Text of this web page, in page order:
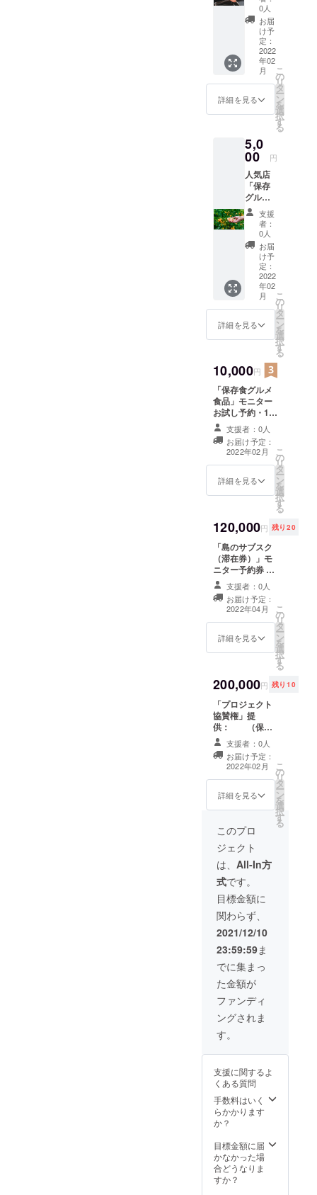
予約・
引換券
供： 5
千円
完成後
のメ
ニュー
5食×2
回分）
0人
お届
け予
定：
2022
年02
月
詳細を見る
こ
の
リ
タ
ー
ン
を
選
択
す
る
5,0
00 円
人気店
「保存
グルメ
スイー
ツ、デ
ザー
ト」10
品 引
換券提
供：
支援
者：
0人
お届
け予
定：
2022
年02
月
詳細を見る
こ
の
リ
タ
ー
ン
を
選
択
す
る
10,000円
「保存食グルメ
食品」モニター
お試し予約・12
品引換券提
供： 1万円
支援者：0人
お届け予定：
2022年02月
詳細を見る
こ
の
リ
タ
ー
ン
を
選
択
す
る
120,000円 残り20
「島のサブスク
（滞在券）」モ
ニター予約券 提
供： 12万/口
（第1期 20口
限定）
全国で登録い
ただける
タイムシェア
型滞在施設(食事
券付き・建設予
定）の年30日利
用予約券。
年間通しての
収穫体験、農魚
のアカデミー講
座等参加可
（年間30日間個
室利用及び滞在
中の食事券、農
園所有、収穫ア
ルバイトな
どにも利用
可）
支援者：0人
お届け予定：
2022年04月
詳細を見る
こ
の
リ
タ
ー
ン
を
選
択
す
る
200,000円 残り10
「プロジェクト
協賛権」提
供： （保存
食品活用普及活
動「EVERグル
メ2022」に企業
団体様に、ネッ
トや会場でのイ
ベント、試食
等のクレジッ
社名刷り込みな
どの協賛予約権
を提供します。
また、ご支援の
お礼状と、試食
製品プロジェク
トの進捗報告を
させていただき
支援者：0人
お届け予定：
2022年02月
詳細を見る
こ
の
リ
タ
ー
ン
を
選
択
す
る
このプロ
ジェクト
は、 All-In方
式です。
目標金額に
関わらず、
2021/12/10
23:59:59ま
でに集まっ
た金額が
ファンディ
ングされま
す。
支援に関するよ
くある質問
手数料はいく
らかかります
か？
目標金額に届
かなかった場
合どうなりま
すか？